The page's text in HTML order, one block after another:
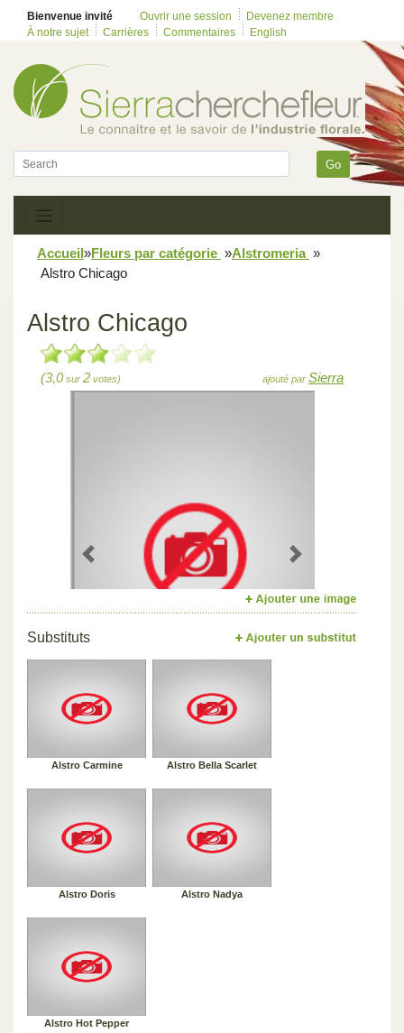
Bienvenue invité Ouvrir une session
Devenez membre
À notre sujet
Carrières Commentaires English
Go
Accueil»Fleurs par catégorie »Alstromeria »
Alstro Chicago
Alstro Chicago
(3,0sur 2 votes) ajouté par Sierra
Previous Next
Substituts
Alstro Carmine Alstro Bella Scarlet
Alstro Doris Alstro Nadya
Alstro Hot Pepper